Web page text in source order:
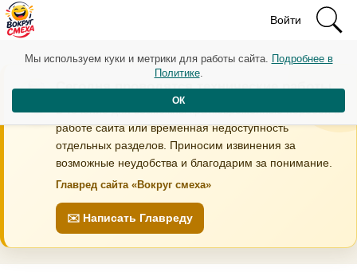
Войти
Сегодня проводятся технические работы
В течение дня возможны кратковременные перебои в
работе сайта или временная недоступность
отдельных разделов. Приносим извинения за
возможные неудобства и благодарим за понимание.
Главред сайта «Вокруг смеха»
✉️ Написать Главреду
Мы используем куки и метрики для работы сайта. Подробнее в
Политике.
ОК